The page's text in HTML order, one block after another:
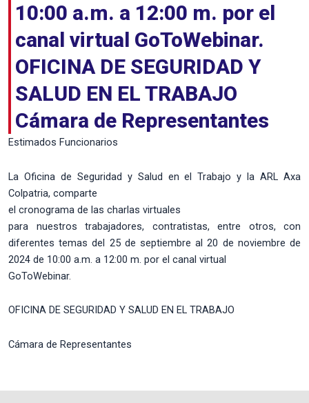
10:00 a.m. a 12:00 m. por el
canal virtual GoToWebinar.
OFICINA DE SEGURIDAD Y
SALUD EN EL TRABAJO
Cámara de Representantes
Estimados Funcionarios
La Oficina de Seguridad y Salud en el Trabajo y la ARL Axa
Colpatria, comparte
el cronograma de las charlas virtuales
para nuestros trabajadores, contratistas, entre otros, con
diferentes temas del 25 de septiembre al 20 de noviembre de
2024 de 10:00 a.m. a 12:00 m. por el canal virtual
GoToWebinar.
OFICINA DE SEGURIDAD Y SALUD EN EL TRABAJO
Cámara de Representantes